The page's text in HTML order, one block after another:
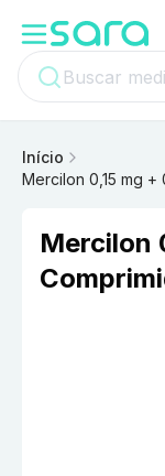
Início
Mercilon 0,15 mg +
Mercilon